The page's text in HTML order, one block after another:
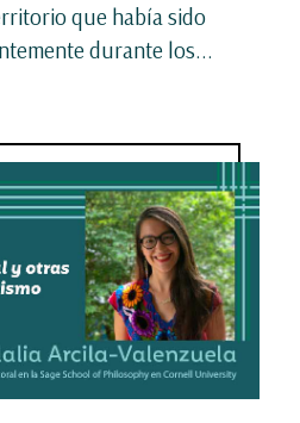
que había sido
durante los...